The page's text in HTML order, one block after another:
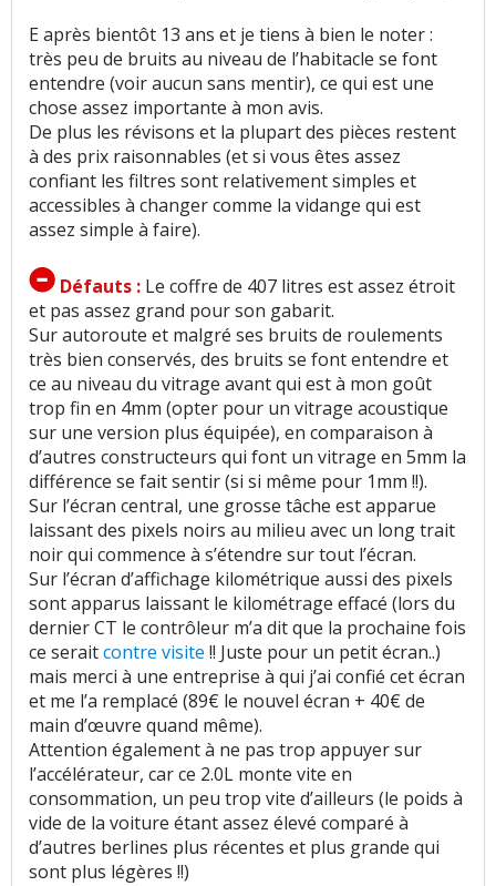
E après bientôt 13 ans et je tiens à bien le noter :
très peu de bruits au niveau de l’habitacle se font
entendre (voir aucun sans mentir), ce qui est une
chose assez importante à mon avis.
De plus les révisons et la plupart des pièces restent
à des prix raisonnables (et si vous êtes assez
confiant les filtres sont relativement simples et
accessibles à changer comme la vidange qui est
assez simple à faire).
Défauts : Le coffre de 407 litres est assez étroit
et pas assez grand pour son gabarit.
Sur autoroute et malgré ses bruits de roulements
très bien conservés, des bruits se font entendre et
ce au niveau du vitrage avant qui est à mon goût
trop fin en 4mm (opter pour un vitrage acoustique
sur une version plus équipée), en comparaison à
d’autres constructeurs qui font un vitrage en 5mm la
différence se fait sentir (si si même pour 1mm !!).
Sur l’écran central, une grosse tâche est apparue
laissant des pixels noirs au milieu avec un long trait
noir qui commence à s’étendre sur tout l’écran.
Sur l’écran d’affichage kilométrique aussi des pixels
sont apparus laissant le kilométrage effacé (lors du
dernier CT le contrôleur m’a dit que la prochaine fois
ce seraitcontre visite !! Juste pour un petit écran..)
mais merci à une entreprise à qui j’ai confié cet écran
et me l’a remplacé (89€ le nouvel écran + 40€ de
main d’œuvre quand même).
Attention également à ne pas trop appuyer sur
l’accélérateur, car ce 2.0L monte vite en
consommation, un peu trop vite d’ailleurs (le poids à
vide de la voiture étant assez élevé comparé à
d’autres berlines plus récentes et plus grande qui
sont plus légères !!)